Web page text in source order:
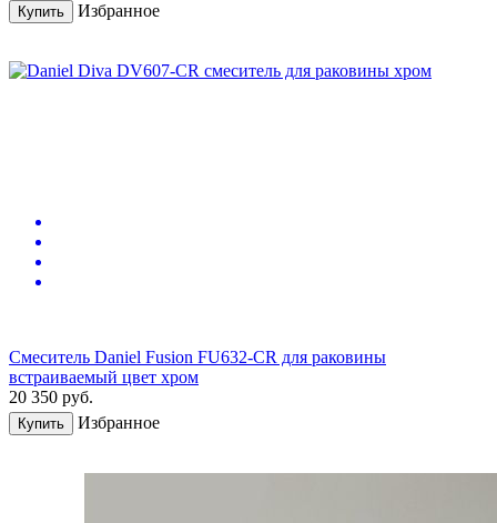
Купить Избранное
Смеситель Daniel Fusion FU632-CR для раковины
встраиваемый цвет хром
20 350 руб.
Купить Избранное